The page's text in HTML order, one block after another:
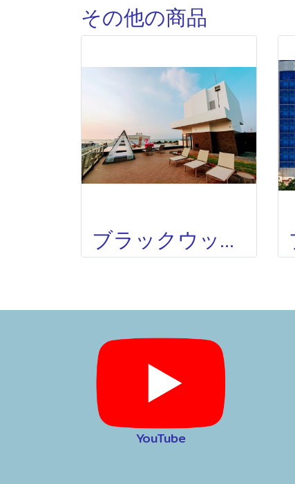
その他の商品
ブラックウッズ ホテルパタヤ BLACKWOODS HOTEL PATTAYA
YouTube